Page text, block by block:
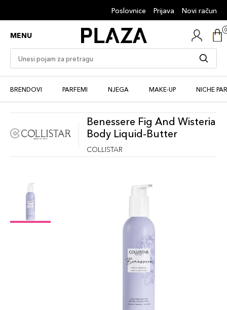
Poslovnice Prijava Novi račun
MENU
BRENDOVI PARFEMI NJEGA MAKE-UP NICHE
Benessere Fig And Wisteria
Body Liquid-Butter
COLLISTAR